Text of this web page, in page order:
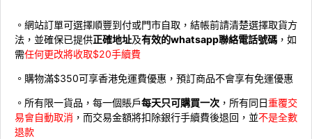
。網站訂單可選擇順豐到付或門市自取，結帳前請清楚選擇取貨方
法，並確保已提供正確地址及有效的whatsapp聯絡電話號碼 ，如
需任何更改將收取$20手續費
。購物滿$350可享香港免運費優惠，預訂商品不會享有免運優惠
。所有限一貨品，每一個賬戶每天只可購買一次 ，所有同日重覆交
易會自動取消 ，而交易金額將扣除銀行手續費後退回，並不是全數
退款